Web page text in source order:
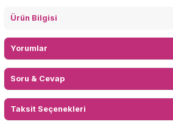
Ürün Bilgisi
Yorumlar
Soru & Cevap
Taksit Seçenekleri